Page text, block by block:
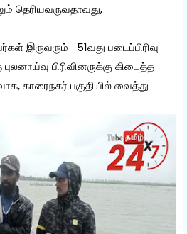
தெரியவருவதாவது,
இருவரும் 51வது படைப்பிரிவு
பிரிவினருக்கு கிடைத்த
காரைநகர் பகுதியில் வைத்து